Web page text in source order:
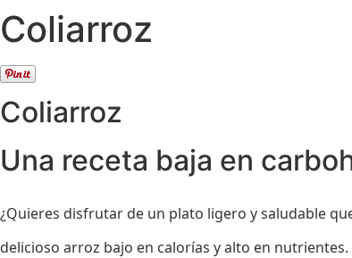
Coliarroz
Coliarroz
Una receta baja en
¿Quieres disfrutar de un plato ligero y saludable
delicioso arroz bajo en calorías y alto en